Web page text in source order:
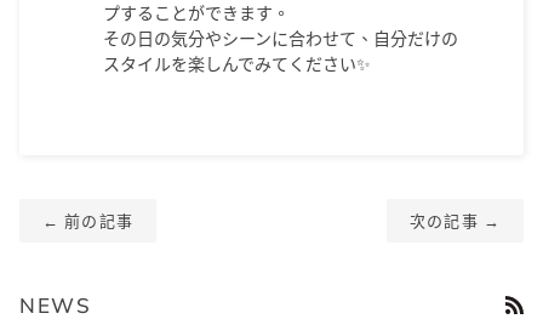
プすることができます。
その日の気分やシーンに合わせて、自分だけの
スタイルを楽しんでみてください✨
← 前の記事 次の記事 →
NEWS